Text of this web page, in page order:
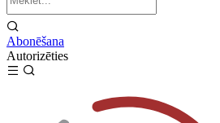
Abonēšana
Autorizēties